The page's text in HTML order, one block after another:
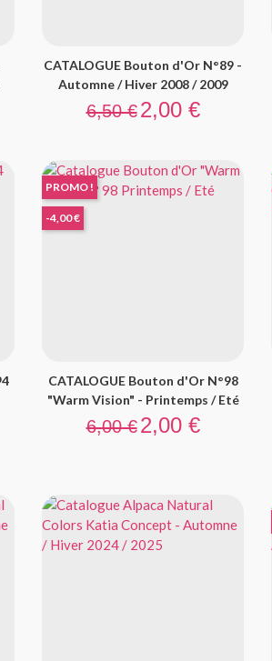
CATALOGUE Bouton d'Or N°89 -
Automne / Hiver 2008 / 2009
Prix de base
6,50 € Prix
2,00 €
CATALOGUE Bouton d'Or N°98
"Warm Vision" - Printemps / Eté
Prix de base
6,00 € Prix
2,00 €
PROMO !
-4,00 €